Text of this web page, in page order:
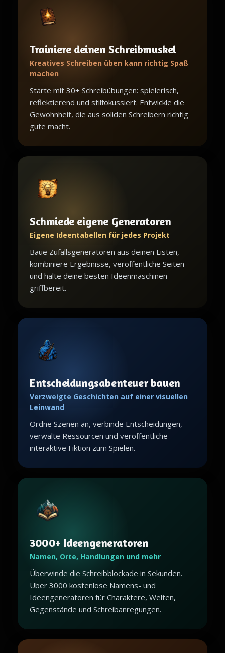
Trainiere deinen Schreibmuskel
Kreatives Schreiben üben kann richtig Spaß
machen
Starte mit 30+ Schreibübungen: spielerisch,
reflektierend und stilfokussiert. Entwickle die
Gewohnheit, die aus soliden Schreibern richtig
gute macht.
Schmiede eigene Generatoren
Eigene Ideentabellen für jedes Projekt
Baue Zufallsgeneratoren aus deinen Listen,
kombiniere Ergebnisse, veröffentliche Seiten
und halte deine besten Ideenmaschinen
griffbereit.
Entscheidungsabenteuer bauen
Verzweigte Geschichten auf einer visuellen
Leinwand
Ordne Szenen an, verbinde Entscheidungen,
verwalte Ressourcen und veroffentliche
interaktive Fiktion zum Spielen.
3000+ Ideengeneratoren
Namen, Orte, Handlungen und mehr
Überwinde die Schreibblockade in Sekunden.
Über 3000 kostenlose Namens- und
Ideengeneratoren für Charaktere, Welten,
Gegenstände und Schreibanregungen.